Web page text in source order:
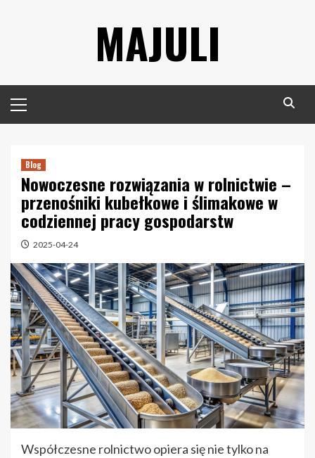
MAJULI
Menu
Blog
Nowoczesne rozwiązania w rolnictwie –
przenośniki kubełkowe i ślimakowe w
codziennej pracy gospodarstw
2025-04-24
Współczesne rolnictwo opiera się nie tylko na